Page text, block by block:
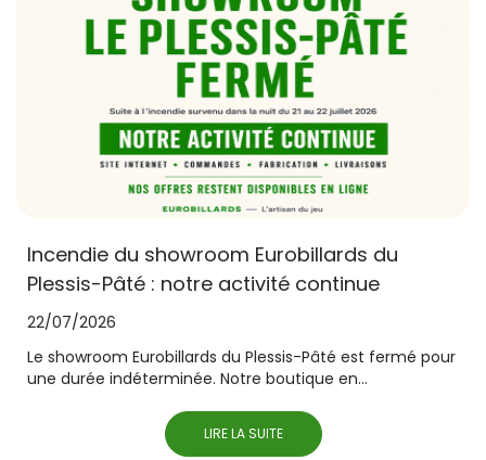
Incendie du showroom Eurobillards du
Plessis-Pâté : notre activité continue
22/07/2026
Le showroom Eurobillards du Plessis-Pâté est fermé pour
une durée indéterminée. Notre boutique en...
LIRE LA SUITE